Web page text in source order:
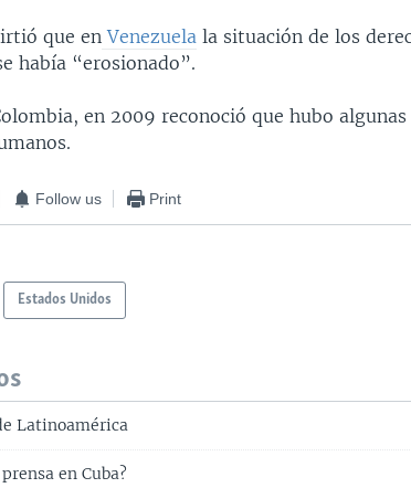
que en Venezuela la situación de los
había “erosionado”.
en 2009 reconoció que hubo
Follow us Print
Estados Unidos
Latinoamérica
en Cuba?